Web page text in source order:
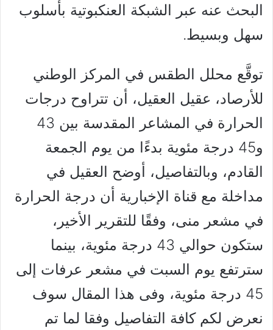
البحث عنه عبر الشبكة العنكبوتية بأسلوب
سهل وبسيط.
توقَّع محلل الطقس في المركز الوطني
للأرصاد، عقيل العقيل، أن تتراوح درجات
الحرارة في المشاعر المقدسة بين 43
و45 درجة مئوية بدءًا من يوم الجمعة
القادم، وبالتفاصيل، أوضح العقيل في
مداخلة مع قناة الإخبارية أن درجة الحرارة
في مشعر منى، وفقًا للتقرير الأخير،
ستكون حوالي 43 درجة مئوية، بينما
سترتفع يوم السبت في مشعر عرفات إلى
45 درجة مئوية، وفى هذا المقال سوف
نعرض لكم كافة التفاصيل وفقا لما تم